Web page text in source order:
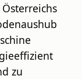
zu